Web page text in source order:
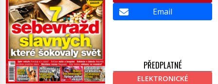
Email
PŘEDPLATNÉ
ELEKTRONICKÉ